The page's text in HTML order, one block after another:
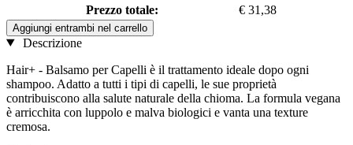
Prezzo totale:
€ 31,38
Aggiungi entrambi nel carrello
Descrizione
Hair+ - Balsamo per Capelli è il trattamento ideale dopo ogni
shampoo. Adatto a tutti i tipi di capelli, le sue proprietà
contribuiscono alla salute naturale della chioma. La formula vegana
è arricchita con luppolo e malva biologici e vanta una texture
cremosa.